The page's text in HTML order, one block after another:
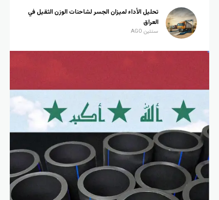
تحليل الأداء لميزان الجسر لشاحنات الوزن الثقيل في
العراق
سنتين AGO